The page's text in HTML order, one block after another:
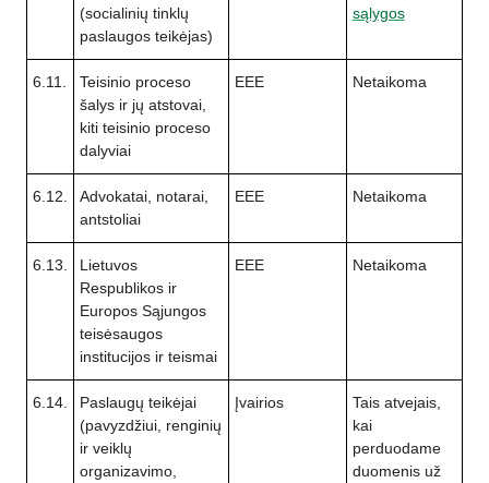
(socialinių tinklų
paslaugos teikėjas)
sąlygos
6.11.
Teisinio proceso
šalys ir jų atstovai,
kiti teisinio proceso
dalyviai
EEE Netaikoma
6.12.
Advokatai, notarai,
antstoliai
EEE Netaikoma
6.13.
Lietuvos
Respublikos ir
Europos Sąjungos
teisėsaugos
institucijos ir teismai
EEE Netaikoma
6.14.
Paslaugų teikėjai
(pavyzdžiui, renginių
ir veiklų
organizavimo,
Įvairios
Tais atvejais,
kai
perduodame
duomenis už